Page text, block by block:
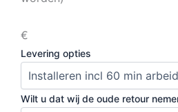
€
Levering opties
Wilt u dat wij de oude retour